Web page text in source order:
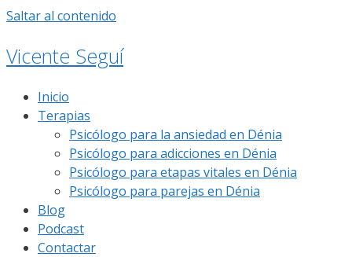
Saltar al contenido
Vicente Seguí
Inicio
Terapias
Psicólogo para la ansiedad en Dénia
Psicólogo para adicciones en Dénia
Psicólogo para etapas vitales en Dénia
Psicólogo para parejas en Dénia
Blog
Podcast
Contactar